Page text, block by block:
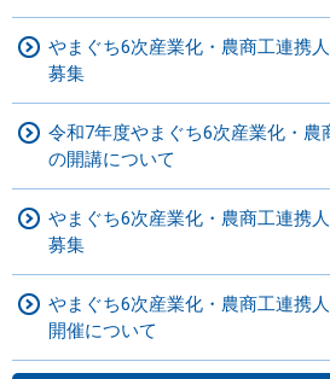
やまぐち6次産業化・農商工連携
募集
令和7年度やまぐち6次産業化・農
の開講について
やまぐち6次産業化・農商工連携
募集
やまぐち6次産業化・農商工連携
開催について